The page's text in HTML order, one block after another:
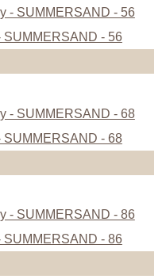
- 56
- 68
- 86